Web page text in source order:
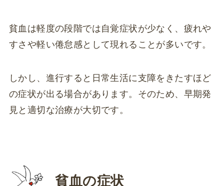
貧血は軽度の段階では自覚症状が少なく、疲れや
すさや軽い倦怠感として現れることが多いです。
しかし、進行すると日常生活に支障をきたすほど
の症状が出る場合があります。そのため、早期発
見と適切な治療が大切です。
貧血の症状